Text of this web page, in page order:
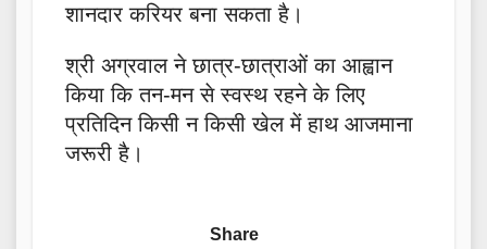
शानदार करियर बना सकता है।
श्री अग्रवाल ने छात्र-छात्राओं का आह्वान
किया कि तन-मन से स्वस्थ रहने के लिए
प्रतिदिन किसी न किसी खेल में हाथ आजमाना
जरूरी है।
Share